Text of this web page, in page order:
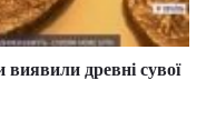
древні сувої